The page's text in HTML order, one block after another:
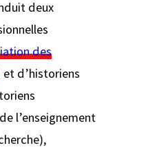
deux
des
et d’historiens
l’enseignement